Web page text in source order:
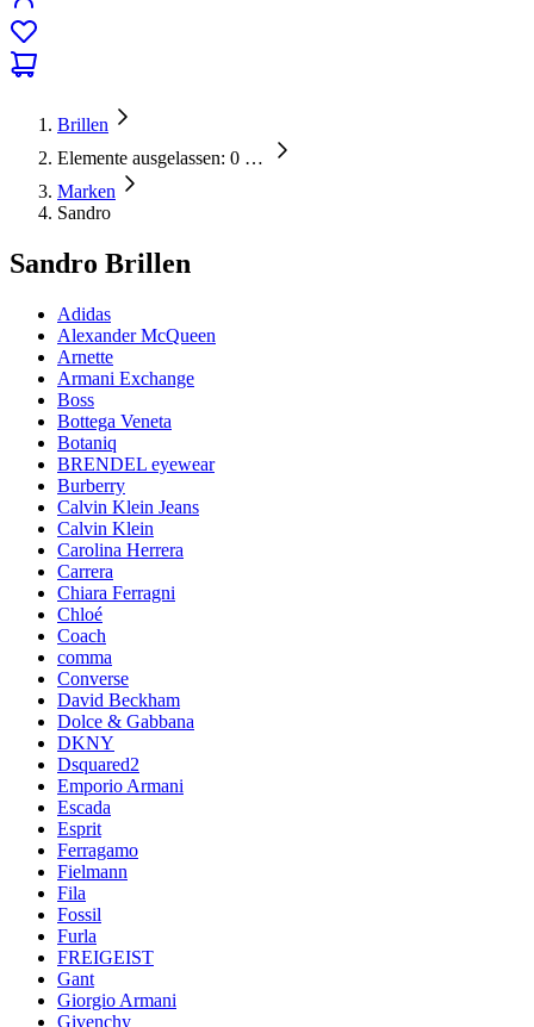
Brillen
Elemente ausgelassen: 0 …
Marken
Sandro
Sandro Brillen
Adidas
Alexander McQueen
Arnette
Armani Exchange
Boss
Bottega Veneta
Botaniq
BRENDEL eyewear
Burberry
Calvin Klein Jeans
Calvin Klein
Carolina Herrera
Carrera
Chiara Ferragni
Chloé
Coach
comma
Converse
David Beckham
Dolce & Gabbana
DKNY
Dsquared2
Emporio Armani
Escada
Esprit
Ferragamo
Fielmann
Fila
Fossil
Furla
FREIGEIST
Gant
Giorgio Armani
Givenchy